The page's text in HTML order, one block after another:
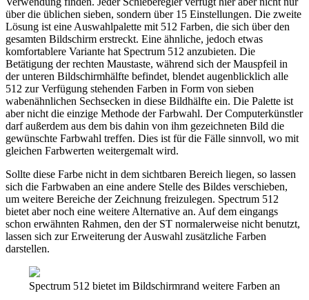
über die üblichen sieben, sondern über 15 Einstellungen. Die zweite
Lösung ist eine Auswahlpalette mit 512 Farben, die sich über den
gesamten Bildschirm erstreckt. Eine ähnliche, jedoch etwas
komfortablere Variante hat Spectrum 512 anzubieten. Die
Betätigung der rechten Maustaste, während sich der Mauspfeil in
der unteren Bildschirmhälfte befindet, blendet augenblicklich alle
512 zur Verfügung stehenden Farben in Form von sieben
wabenähnlichen Sechsecken in diese Bildhälfte ein. Die Palette ist
aber nicht die einzige Methode der Farbwahl. Der Computerkünstler
darf außerdem aus dem bis dahin von ihm gezeichneten Bild die
gewünschte Farbwahl treffen. Dies ist für die Fälle sinnvoll, wo mit
gleichen Farbwerten weitergemalt wird.
Sollte diese Farbe nicht in dem sichtbaren Bereich liegen, so lassen
sich die Farbwaben an eine andere Stelle des Bildes verschieben,
um weitere Bereiche der Zeichnung freizulegen. Spectrum 512
bietet aber noch eine weitere Alternative an. Auf dem eingangs
schon erwähnten Rahmen, den der ST normalerweise nicht benutzt,
lassen sich zur Erweiterung der Auswahl zusätzliche Farben
darstellen.
Spectrum 512 bietet im Bildschirmrand weitere Farben an